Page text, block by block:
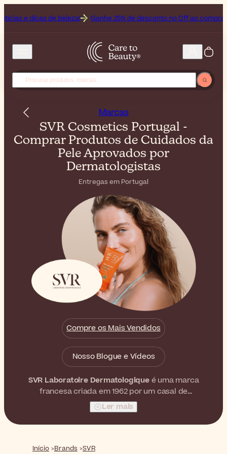
beleza! Ganhe 25% de desconto no Off ao comprar o Bioderma, a
Marcas
SVR Cosmetics Portugal -
Comprar Produtos de Cuidados da
Pele Aprovados por
Dermatologistas
Entregas em Portugal
Compre os Mais Vendidos
Nosso Blogue e Vídeos
SVR Laboratoire Dermatologiqueé uma marca
francesa criada em 1962 por um casal de
farmacêuticos visionários, Simone e Robert Véret.
Ambos acreditavam que era possível formular produtos
de cuidados de rosto com concentrações
a tolerância da pele. Como resultado, lançaram uma
Ler mais
Início Brands SVR